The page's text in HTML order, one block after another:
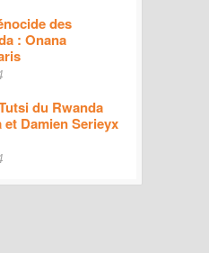
des
: Onana
du Rwanda
Damien Serieyx